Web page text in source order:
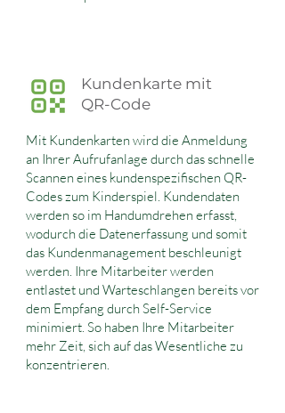
Kundenkarte mit
QR-Code
Mit Kundenkarten wird die Anmeldung
an Ihrer Aufrufanlage durch das schnelle
Scannen eines kundenspezifischen QR-
Codes zum Kinderspiel. Kundendaten
werden so im Handumdrehen erfasst,
wodurch die Datenerfassung und somit
das Kundenmanagement beschleunigt
werden. Ihre Mitarbeiter werden
entlastet und Warteschlangen bereits vor
dem Empfang durch Self-Service
minimiert. So haben Ihre Mitarbeiter
mehr Zeit, sich auf das Wesentliche zu
konzentrieren.